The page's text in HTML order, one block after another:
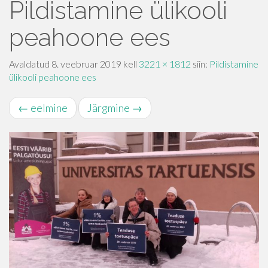
Pildistamine ülikooli
peahoone ees
Avaldatud 8. veebruar 2019 kell 3221 × 1812 siin: Pildistamine
ülikooli peahoone ees
← eelmine Järgmine →